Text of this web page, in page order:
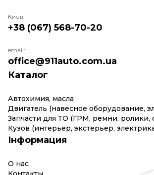
Каталог
Автохимия, масла
Двигатель (навесное оборудование,
Запчасти для ТО (ГРМ, ремни, ролики,
Кузов (интерьер, экстерьер,
Інформация
О нас
Киев:
+38 (067) 568-70-20
email:
office@911auto.com.ua